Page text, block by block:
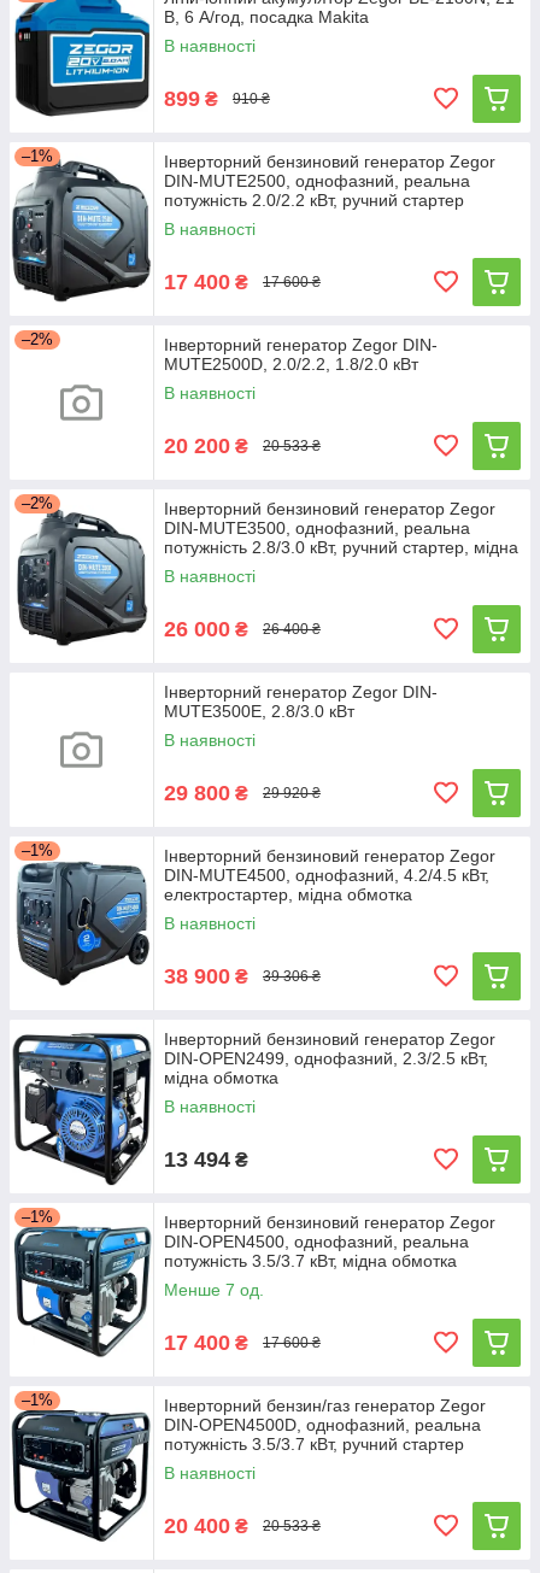
В, 6 А/год, посадка Makita
В наявності
899 ₴ 910 ₴
–1%
Інверторний бензиновий генератор Zegor
DIN-MUTE2500, однофазний, реальна
потужність 2.0/2.2 кВт, ручний стартер
В наявності
17 400 ₴ 17 600 ₴
–2%
Інверторний генератор Zegor DIN-
MUTE2500D, 2.0/2.2, 1.8/2.0 кВт
В наявності
20 200 ₴ 20 533 ₴
–2%
Інверторний бензиновий генератор Zegor
DIN-MUTE3500, однофазний, реальна
потужність 2.8/3.0 кВт, ручний стартер, мідна
обмотка
В наявності
26 000 ₴ 26 400 ₴
Інверторний генератор Zegor DIN-
MUTE3500E, 2.8/3.0 кВт
В наявності
29 800 ₴ 29 920 ₴
–1%
Інверторний бензиновий генератор Zegor
DIN-MUTE4500, однофазний, 4.2/4.5 кВт,
електростартер, мідна обмотка
В наявності
38 900 ₴ 39 306 ₴
Інверторний бензиновий генератор Zegor
DIN-OPEN2499, однофазний, 2.3/2.5 кВт,
мідна обмотка
В наявності
13 494 ₴
–1%
Інверторний бензиновий генератор Zegor
DIN-OPEN4500, однофазний, реальна
потужність 3.5/3.7 кВт, мідна обмотка
Менше 7 од.
17 400 ₴ 17 600 ₴
–1%
Інверторний бензин/газ генератор Zegor
DIN-OPEN4500D, однофазний, реальна
потужність 3.5/3.7 кВт, ручний стартер
В наявності
20 400 ₴ 20 533 ₴